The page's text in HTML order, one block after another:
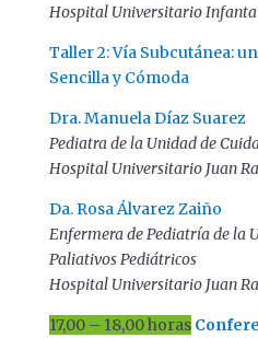
Hospital Universitario Infanta
Taller 2: Vía Subcutánea:
Sencilla y Cómoda
Dra. Manuela Díaz Suarez
Pediatra de la Unidad de
Hospital Universitario Juan
Da. Rosa Álvarez Zaiño
Enfermera de Pediatría de la
Paliativos Pediátricos
Hospital Universitario Juan
17,00 – 18,00 horas